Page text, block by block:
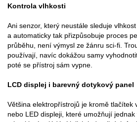
Kontrola vlhkosti
Ani senzor, který neustále sleduje
a automaticky tak přizpůsobuje proces
průběhu, není výmysl ze žánru sci-fi.
používají, navíc dokážou samy
poté se přístroj sám vypne.
LCD displej i barevný dotykový panel
Většina elektropřístrojů je kromě tlačítek
nebo LED displeji, které umožňují